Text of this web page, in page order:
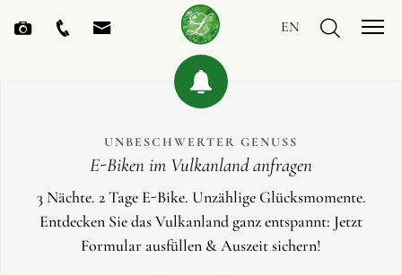
EN
UNBESCHWERTER GENUSS
E-Biken im Vulkanland anfragen
3 Nächte. 2 Tage E-Bike. Unzählige Glücksmomente.
Entdecken Sie das Vulkanland ganz entspannt: Jetzt
Formular ausfüllen & Auszeit sichern!